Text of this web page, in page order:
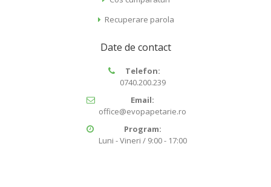
Recuperare parola
Date de contact
Telefon:
0740.200.239
Email:
office@evopapetarie.ro
Program:
Luni - Vineri / 9:00 - 17:00